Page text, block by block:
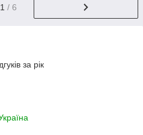
1 / 6
за рік